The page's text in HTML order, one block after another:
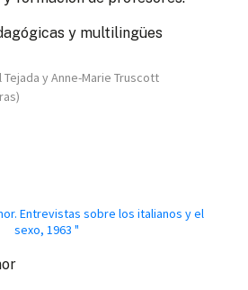
y multilingües
Tejada y Anne-Marie Truscott